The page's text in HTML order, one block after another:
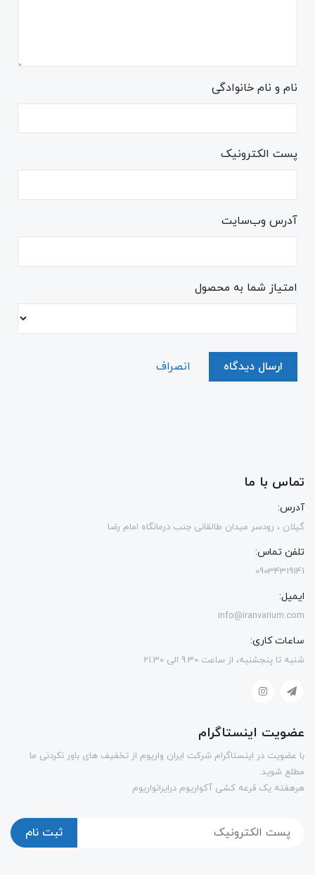
نام و نام خانوادگی
پست الکترونیک
آدرس وب‌سایت
امتیاز شما به محصول
ارسال دیدگاه انصراف
تماس با ما
آدرس:
گیلان ، رودسر میدان طالقانی جنب درمانگاه امام رضا
تلفن تماس:
09034319141
ایمیل:
info@iranvarium.com
ساعات کاری:
شنبه تا پنجشنبه، از ساعت 9.30 الی 21.30
عضویت اینستاگرام
با عضویت در اینستاگرام شرکت ایران واریوم از تخفیف های باور نکردنی ما
مطلع شوید.
هرهفته یک قرعه کشی آکواریوم درایرانواریوم
ثبت نام